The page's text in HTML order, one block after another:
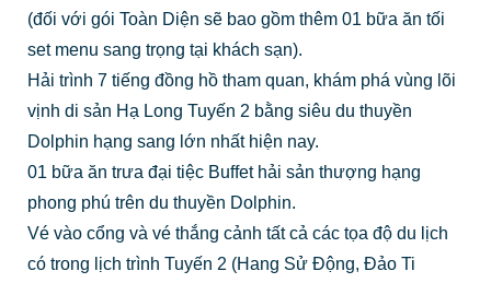
(đối với gói Toàn Diện sẽ bao gồm thêm 01 bữa ăn tối
set menu sang trọng tại khách sạn).
Hải trình 7 tiếng đồng hồ tham quan, khám phá vùng lõi
vịnh di sản Hạ Long Tuyến 2 bằng siêu du thuyền
Dolphin hạng sang lớn nhất hiện nay.
01 bữa ăn trưa đại tiệc Buffet hải sản thượng hạng
phong phú trên du thuyền Dolphin.
Vé vào cổng và vé thắng cảnh tất cả các tọa độ du lịch
có trong lịch trình Tuyến 2 (Hang Sử Động, Đảo Ti